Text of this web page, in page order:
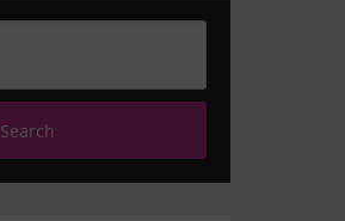
Search